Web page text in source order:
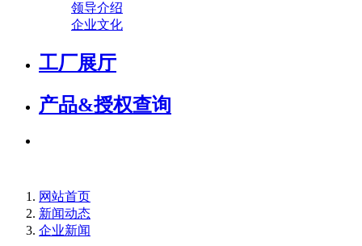
领导介绍
企业文化
工厂展厅
产品&授权查询
网站首页
新闻动态
企业新闻